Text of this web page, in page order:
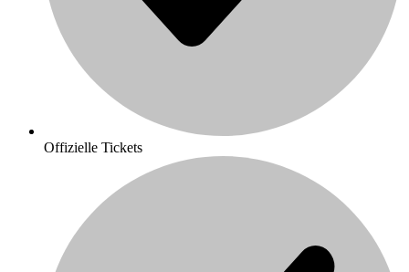
Offizielle Tickets